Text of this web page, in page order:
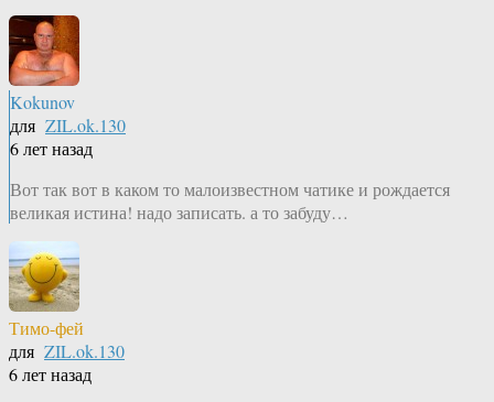
Kokunov
для ZIL.ok.130
6 лет назад
Вот так вот в каком то малоизвестном чатике и рождается
великая истина! надо записать. а то забуду…
Тимо-фей
для ZIL.ok.130
6 лет назад